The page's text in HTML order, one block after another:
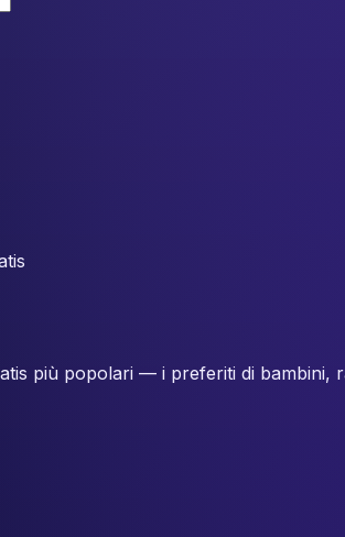
più popolari — i preferiti di bambini,